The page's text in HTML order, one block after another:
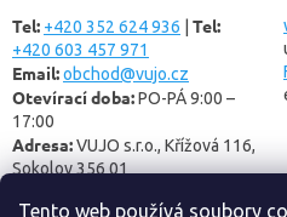
Tento web používá soubory
Tel: +420 352 624 936 Tel:
+420 603 457 971
Email:obchod@vujo.cz
Otevírací doba:PO-PÁ 9:00 –
17:00
Adresa:VUJO s.r.o., Křížová 116,
Sokolov 356 01